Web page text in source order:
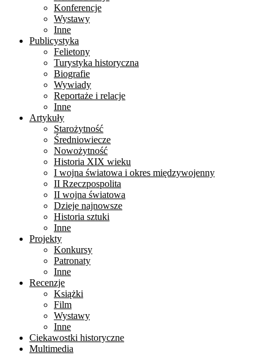
Konferencje
Wystawy
Inne
Publicystyka
Felietony
Turystyka historyczna
Biografie
Wywiady
Reportaże i relacje
Inne
Artykuły
Starożytność
Średniowiecze
Nowożytność
Historia XIX wieku
I wojna światowa i okres międzywojenny
II Rzeczpospolita
II wojna światowa
Dzieje najnowsze
Historia sztuki
Inne
Projekty
Konkursy
Patronaty
Inne
Recenzje
Książki
Film
Wystawy
Inne
Ciekawostki historyczne
Multimedia